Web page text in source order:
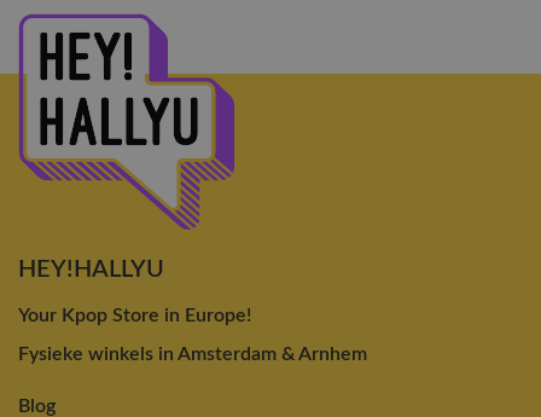
HEY!HALLYU
Your Kpop Store in Europe!
Fysieke winkels in Amsterdam & Arnhem
Blog